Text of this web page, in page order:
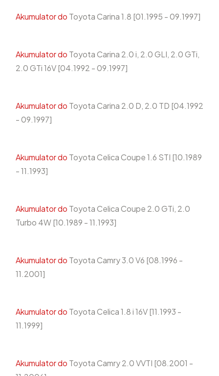
Akumulator do Toyota Carina 1.8 [01.1995 - 09.1997]
Akumulator do Toyota Carina 2.0 i, 2.0 GLI, 2.0 GTi,
2.0 GTi 16V [04.1992 - 09.1997]
Akumulator do Toyota Carina 2.0 D, 2.0 TD [04.1992
- 09.1997]
Akumulator do Toyota Celica Coupe 1.6 STI [10.1989
- 11.1993]
Akumulator do Toyota Celica Coupe 2.0 GTi, 2.0
Turbo 4W [10.1989 - 11.1993]
Akumulator do Toyota Camry 3.0 V6 [08.1996 -
11.2001]
Akumulator do Toyota Celica 1.8 i 16V [11.1993 -
11.1999]
Akumulator do Toyota Camry 2.0 VVTI [08.2001 -